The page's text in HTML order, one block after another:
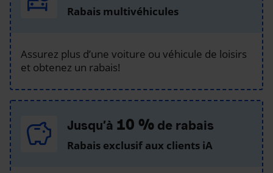
Rabais multivéhicules
Assurez plus d’une voiture ou véhicule de loisirs
et obtenez un rabais!
Jusqu’à 10 % de rabais
Rabais exclusif aux clients iA